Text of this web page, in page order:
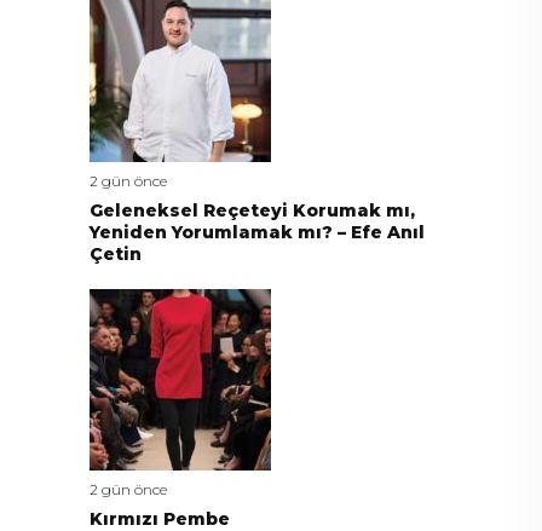
2 gün önce
Geleneksel Reçeteyi Korumak mı,
Yeniden Yorumlamak mı? – Efe Anıl
Çetin
2 gün önce
Kırmızı Pembe